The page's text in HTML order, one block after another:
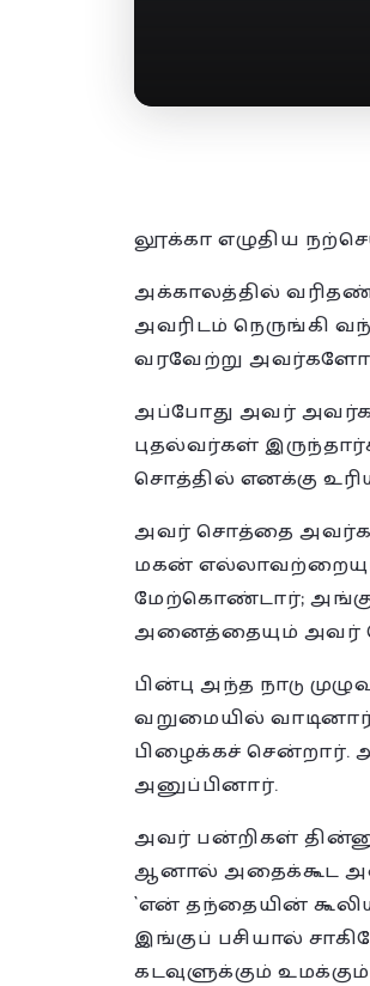
லூக்கா எழுதிய
அக்காலத்தில்
அவரிடம் நெருங்கி
வரவேற்று
அப்போது அவர்
புதல்வர்கள்
சொத்தில் எனக்கு
அவர் சொத்தை
மகன்
மேற்கொண்டார்;
அனைத்தையும் அவர்
பின்பு அந்த நாடு
வறுமையில்
பிழைக்கச்
அனுப்பினார்.
அவர் பன்றிகள்
ஆனால் அதைக்கூட
`என் தந்தையின்
இங்குப் பசியால்
கடவுளுக்கும்